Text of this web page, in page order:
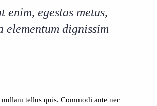
egestas metus,
elementum dignissim
tellus quis. Commodi ante nec